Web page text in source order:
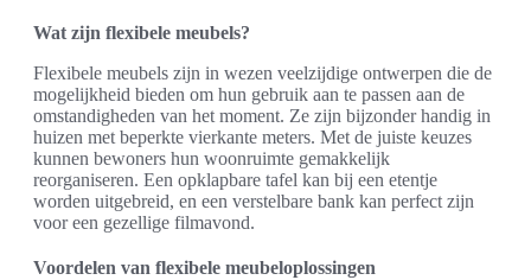
Wat zijn flexibele meubels?
Flexibele meubels zijn in wezen veelzijdige ontwerpen die de
mogelijkheid bieden om hun gebruik aan te passen aan de
omstandigheden van het moment. Ze zijn bijzonder handig in
huizen met beperkte vierkante meters. Met de juiste keuzes
kunnen bewoners hun woonruimte gemakkelijk
reorganiseren. Een opklapbare tafel kan bij een etentje
worden uitgebreid, en een verstelbare bank kan perfect zijn
voor een gezellige filmavond.
Voordelen van flexibele meubeloplossingen